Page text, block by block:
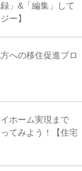
」&「編集」して
ー】
への移住促進プロ
ホーム実現まで
てみよう！【住宅